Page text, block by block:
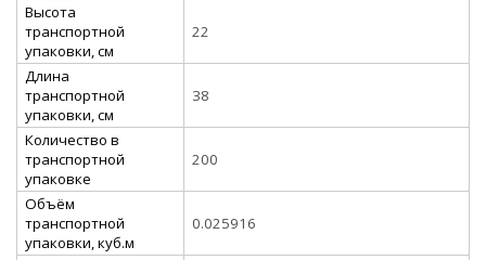
Высота
транспортной
упаковки, см
22
Длина
транспортной
упаковки, см
38
Количество в
транспортной
упаковке
200
Объём
транспортной
упаковки, куб.м
0.025916